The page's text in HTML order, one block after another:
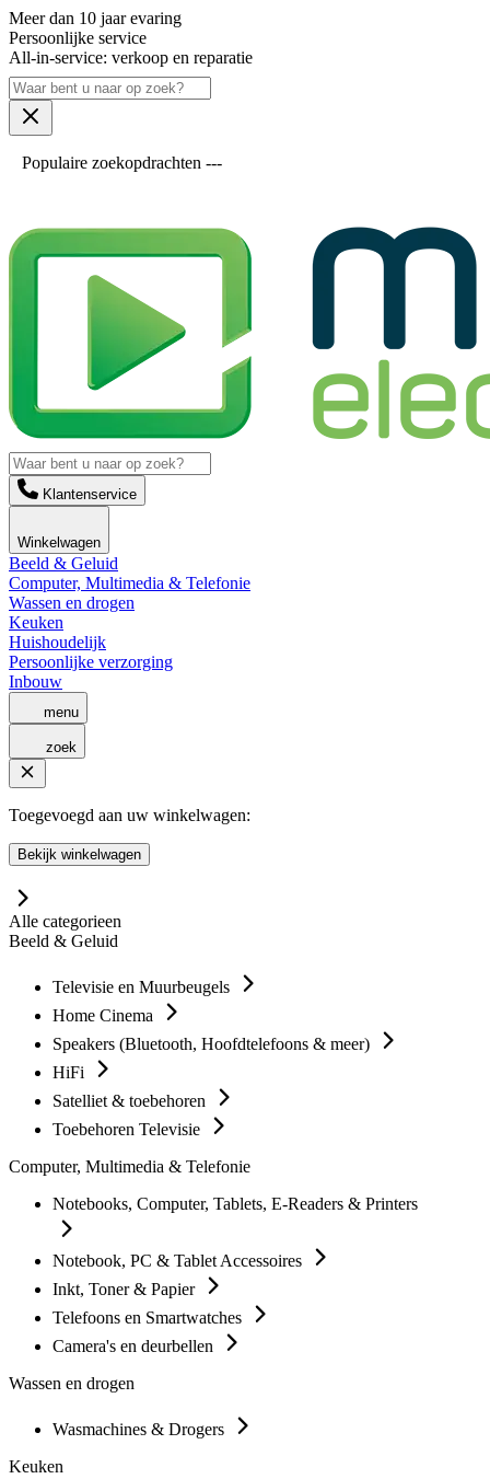
Meer dan 10 jaar evaring
Persoonlijke service
All-in-service: verkoop en reparatie
Populaire zoekopdrachten ---
Klantenservice
Winkelwagen
Beeld & Geluid
Computer, Multimedia & Telefonie
Wassen en drogen
Keuken
Huishoudelijk
Persoonlijke verzorging
Inbouw
menu
zoek
Toegevoegd aan uw winkelwagen:
Bekijk winkelwagen
Alle categorieen
Beeld & Geluid
Televisie en Muurbeugels
Home Cinema
Speakers (Bluetooth, Hoofdtelefoons & meer)
HiFi
Satelliet & toebehoren
Toebehoren Televisie
Computer, Multimedia & Telefonie
Notebooks, Computer, Tablets, E-Readers & Printers
Notebook, PC & Tablet Accessoires
Inkt, Toner & Papier
Telefoons en Smartwatches
Camera's en deurbellen
Wassen en drogen
Wasmachines & Drogers
Keuken